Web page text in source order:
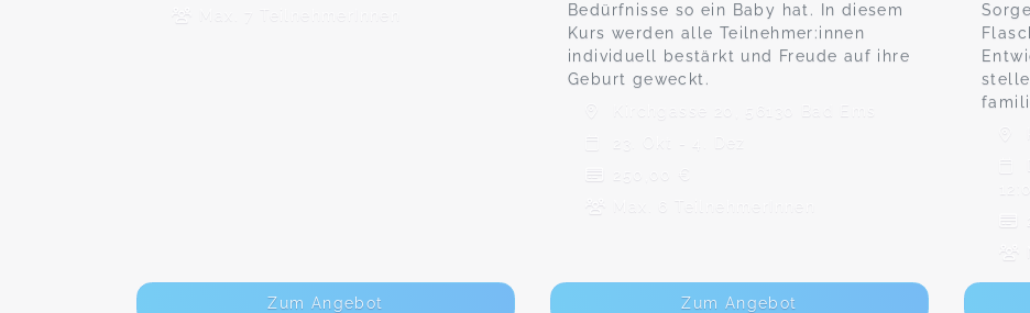
Max. 7 TeilnehmerInnen
Zum Angebot
Bedürfnisse so ein Baby hat. In diesem
Kurs werden alle Teilnehmer:innen
individuell bestärkt und Freude auf ihre
Geburt geweckt.
Kirchgasse 20, 56130 Bad Ems
23. Okt - 4. Dez
250,00 €
Max. 6 TeilnehmerInnen
Zum Angebot